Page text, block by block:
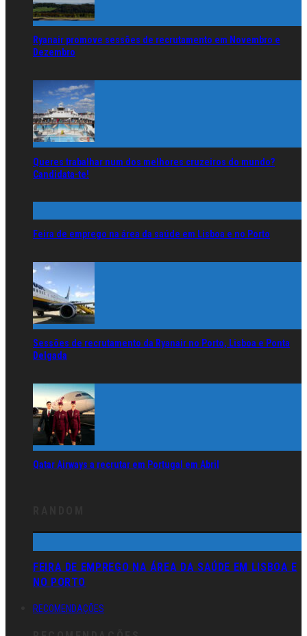
Ryanair promove sessões de recrutamento em Novembro e
Dezembro
Queres trabalhar num dos melhores cruzeiros do mundo?
Candidata-te!
Feira de emprego na área da saúde em Lisboa e no Porto
Sessões de recrutamento da Ryanair no Porto, Lisboa e Ponta
Delgada
Qatar Airways a recrutar em Portugal em Abril
FEIRA DE EMPREGO NA ÁREA DA SAÚDE EM LISBOA E
NO PORTO
RECOMENDAÇÕES